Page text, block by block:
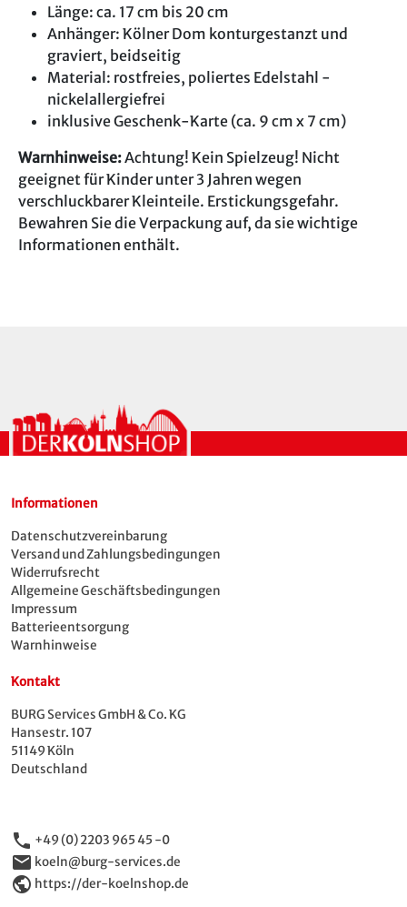
Länge: ca. 17 cm bis 20 cm
Anhänger: Kölner Dom konturgestanzt und
graviert, beidseitig
Material: rostfreies, poliertes Edelstahl -
nickelallergiefrei
inklusive Geschenk-Karte (ca. 9 cm x 7 cm)
Warnhinweise:Achtung! Kein Spielzeug! Nicht
geeignet für Kinder unter 3 Jahren wegen
verschluckbarer Kleinteile. Erstickungsgefahr.
Bewahren Sie die Verpackung auf, da sie wichtige
Informationen enthält.
Informationen
Datenschutzvereinbarung
Versand und Zahlungsbedingungen
Widerrufsrecht
Allgemeine Geschäftsbedingungen
Impressum
Batterieentsorgung
Warnhinweise
Kontakt
BURG Services GmbH & Co. KG
Hansestr. 107
51149 Köln
Deutschland
phone +49 (0) 2203 965 45 -0
email koeln@burg-services.de
public https://der-koelnshop.de